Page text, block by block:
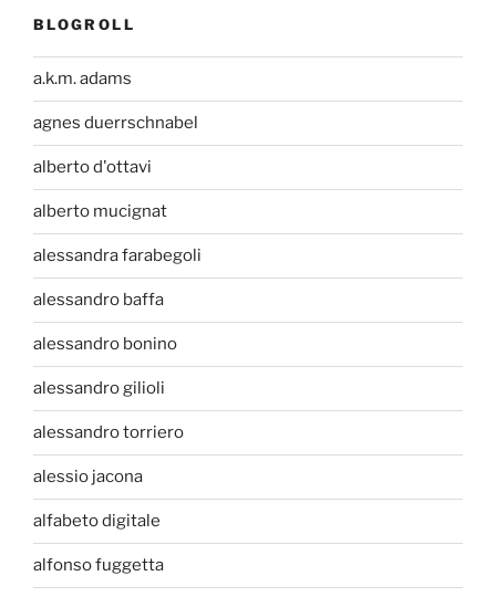
BLOGROLL
a.k.m. adams
agnes duerrschnabel
alberto d'ottavi
alberto mucignat
alessandra farabegoli
alessandro baffa
alessandro bonino
alessandro gilioli
alessandro torriero
alessio jacona
alfabeto digitale
alfonso fuggetta